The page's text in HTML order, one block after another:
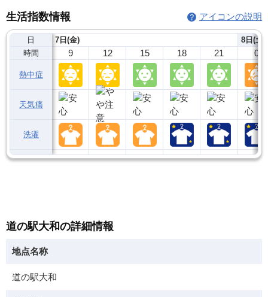
生活指数情報 アイコンの説明
日
時間
熱中症
天気痛
洗濯
7日(金)
9 12 15 18 21
8日(土)
0
道の駅大和の詳細情報
地点名称
道の駅大和